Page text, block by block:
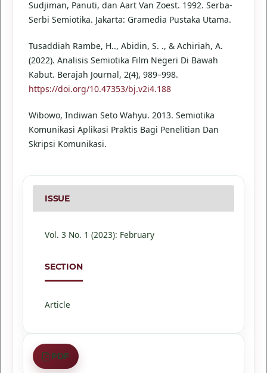
Sudjiman, Panuti, dan Aart Van Zoest. 1992. Serba-
Serbi Semiotika. Jakarta: Gramedia Pustaka Utama.
Tusaddiah Rambe, H.., Abidin, S. ., & Achiriah, A.
(2022). Analisis Semiotika Film Negeri Di Bawah
Kabut. Berajah Journal, 2(4), 989–998.
https://doi.org/10.47353/bj.v2i4.188
Wibowo, Indiwan Seto Wahyu. 2013. Semiotika
Komunikasi Aplikasi Praktis Bagi Penelitian Dan
Skripsi Komunikasi.
PDF
ISSUE
Vol. 3 No. 1 (2023): February
SECTION
Article